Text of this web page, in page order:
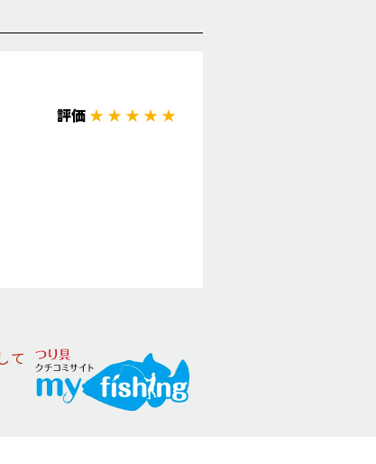
評価★ ★ ★ ★ ★
て